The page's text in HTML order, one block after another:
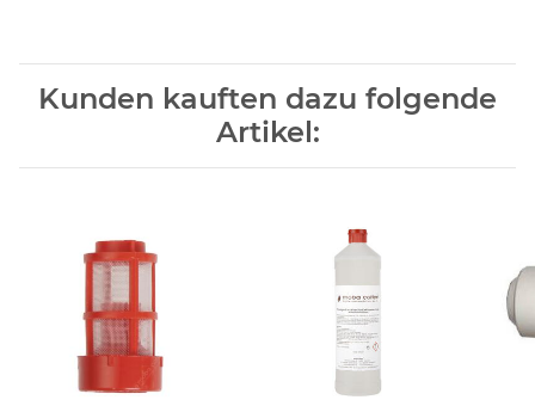
Kunden kauften dazu folgende
Artikel: